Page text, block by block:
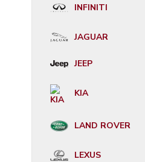
INFINITI
JAGUAR
JEEP
KIA
LAND ROVER
LEXUS